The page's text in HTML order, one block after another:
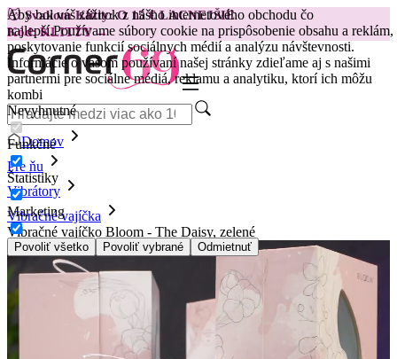
Aby bol váš zážitok z nášho internetového obchodu čo
najlepší.Používame súbory cookie na prispôsobenie obsahu a reklám,
poskytovanie funkcií sociálnych médií a analýzu návštevnosti.
Informácie o vašom používaní našej stránky zdieľame aj s našimi
partnermi pre sociálne médiá, reklamu a analytiku, ktorí ich môžu
kombi
Nevyhnutné
Funkčné
Štatistiky
Marketing
Povoliť všetko Povoliť vybrané Odmietnuť
😽Svakom Klitty: O 15 € LACNEJŠIE
Kód: KLITTY →
Domov
Pre ňu
Vibrátory
Vibračné vajíčka
Vibračné vajíčko Bloom - The Daisy, zelené